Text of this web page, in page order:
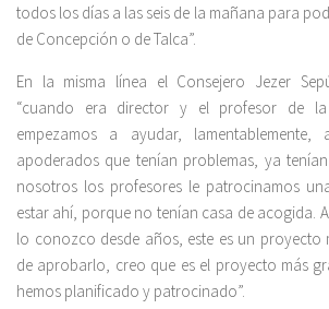
todos los días a las seis de la mañana para
de Concepción o de Talca”.
En la misma línea el Consejero Jezer
“cuando era director y el profesor de
empezamos a ayudar,
apoderados que tenían problemas, ya
nosotros los profesores le patrocinamos
estar ahí, porque no tenían casa de acogida.
lo conozco desde años, este es un proyecto
de aprobarlo, creo que es el proyecto más
hemos planificado y patrocinado”.